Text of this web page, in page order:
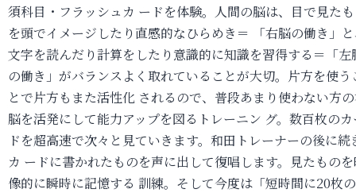
須科目・フラッシュカ ードを体験。人間の脳は、目で見た
を頭でイメージしたり直感的なひらめき＝ 「右脳の働き」
文字を読んだり計算をしたり意識的に知識を習得する＝「左
の働き」がバランスよく取れていることが大切。片方を使う
とで片方もまた活性化 されるので、普段あまり使わない方
脳を活発にして能力アップを図るトレーニン グ。数百枚の
ドを超高速で次々と見ていきます。和田トレーナーの後に続
カ ードに書かれたものを声に出して復唱します。見たもの
像的に瞬時に記憶する 訓練。そして今度は「短時間に20枚